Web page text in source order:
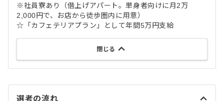
※社員寮あり（借上げアパート。単身者向けに月2万
2,000円で、お店から徒歩圏内に用意）
☆「カフェテリアプラン」として年間5万円支給
閉じる
選考の流れ